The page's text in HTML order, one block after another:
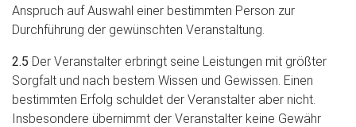
Anspruch auf Auswahl einer bestimmten Person zur
Durchführung der gewünschten Veranstaltung.
2.5 Der Veranstalter erbringt seine Leistungen mit größter
Sorgfalt und nach bestem Wissen und Gewissen. Einen
bestimmten Erfolg schuldet der Veranstalter aber nicht.
Insbesondere übernimmt der Veranstalter keine Gewähr